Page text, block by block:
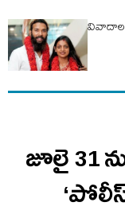
జూలై 31
‘పోలీస్